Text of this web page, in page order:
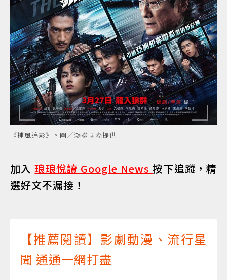
《捕風追影》。圖／鴻聯國際提供
加入琅琅悅讀 Google News按下追蹤，精
選好文不漏接！
【推薦閱讀】影劇動漫、流行星
聞 通通一網打盡